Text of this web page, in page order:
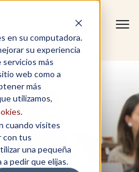
en su computadora.
su experiencia
más
web como a
más
utilizamos,
.
cuando visites
con tus
una pequeña
pedir que elijas.